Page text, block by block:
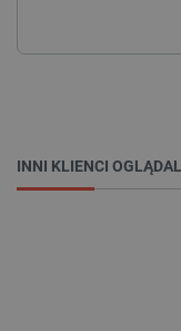
INNI KLIENCI Bez
prawidłowo